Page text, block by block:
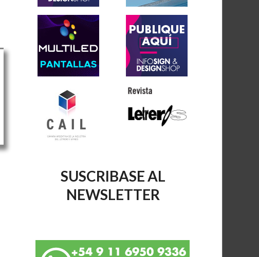
SUSCRIBASE AL
NEWSLETTER